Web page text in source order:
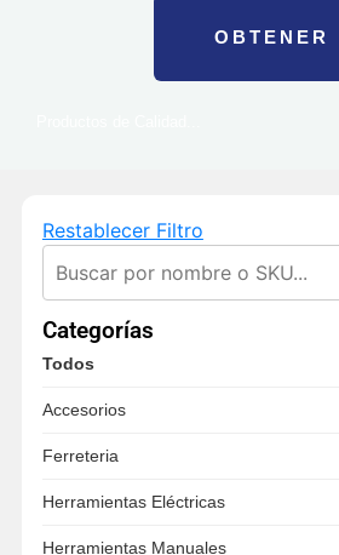
OBTENER
Restablecer Filtro
Categorías
Todos
Accesorios
Ferreteria
Herramientas Eléctricas
Herramientas Manuales